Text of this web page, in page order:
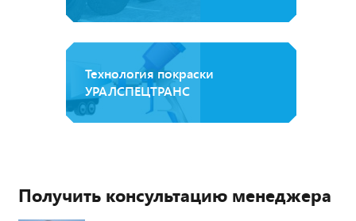
Технология покраски
УРАЛСПЕЦТРАНС
Получить консультацию менеджера